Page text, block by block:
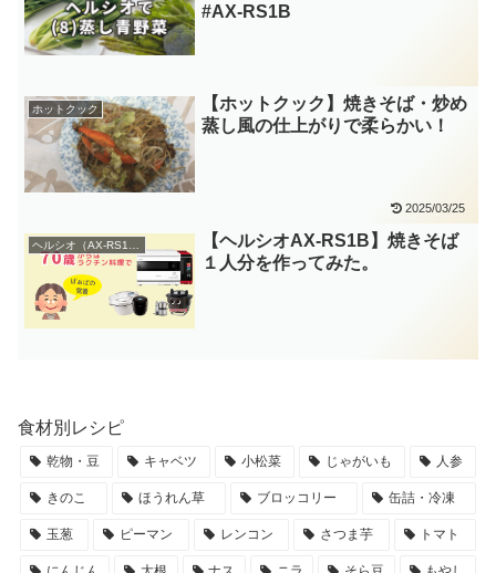
#AX-RS1B
ホットクック
【ホットクック】焼きそば・炒め
蒸し風の仕上がりで柔らかい！
2025/03/25
ヘルシオ（AX-RS1B）
【ヘルシオAX-RS1B】焼きそば
１人分を作ってみた。
食材別レシピ
乾物・豆 キャベツ 小松菜 じゃがいも 人参
きのこ ほうれん草 ブロッコリー 缶詰・冷凍
玉葱 ピーマン レンコン さつま芋 トマト